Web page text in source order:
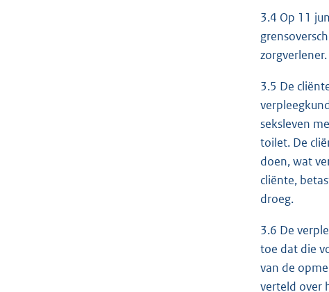
3.4 Op 11
3.5 De
seksleven
toilet. De
doen, wat
cliënte,
droeg.
3.6 De
toe dat die
van de
verteld over